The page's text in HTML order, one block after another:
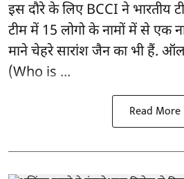
इस दौरे के लिए BCCI ने भारतीय
टीम में 15 लोगो के नामों में से एक
माने चेहरे सारांश जैन का भी हैं.
(Who is ...
Read More